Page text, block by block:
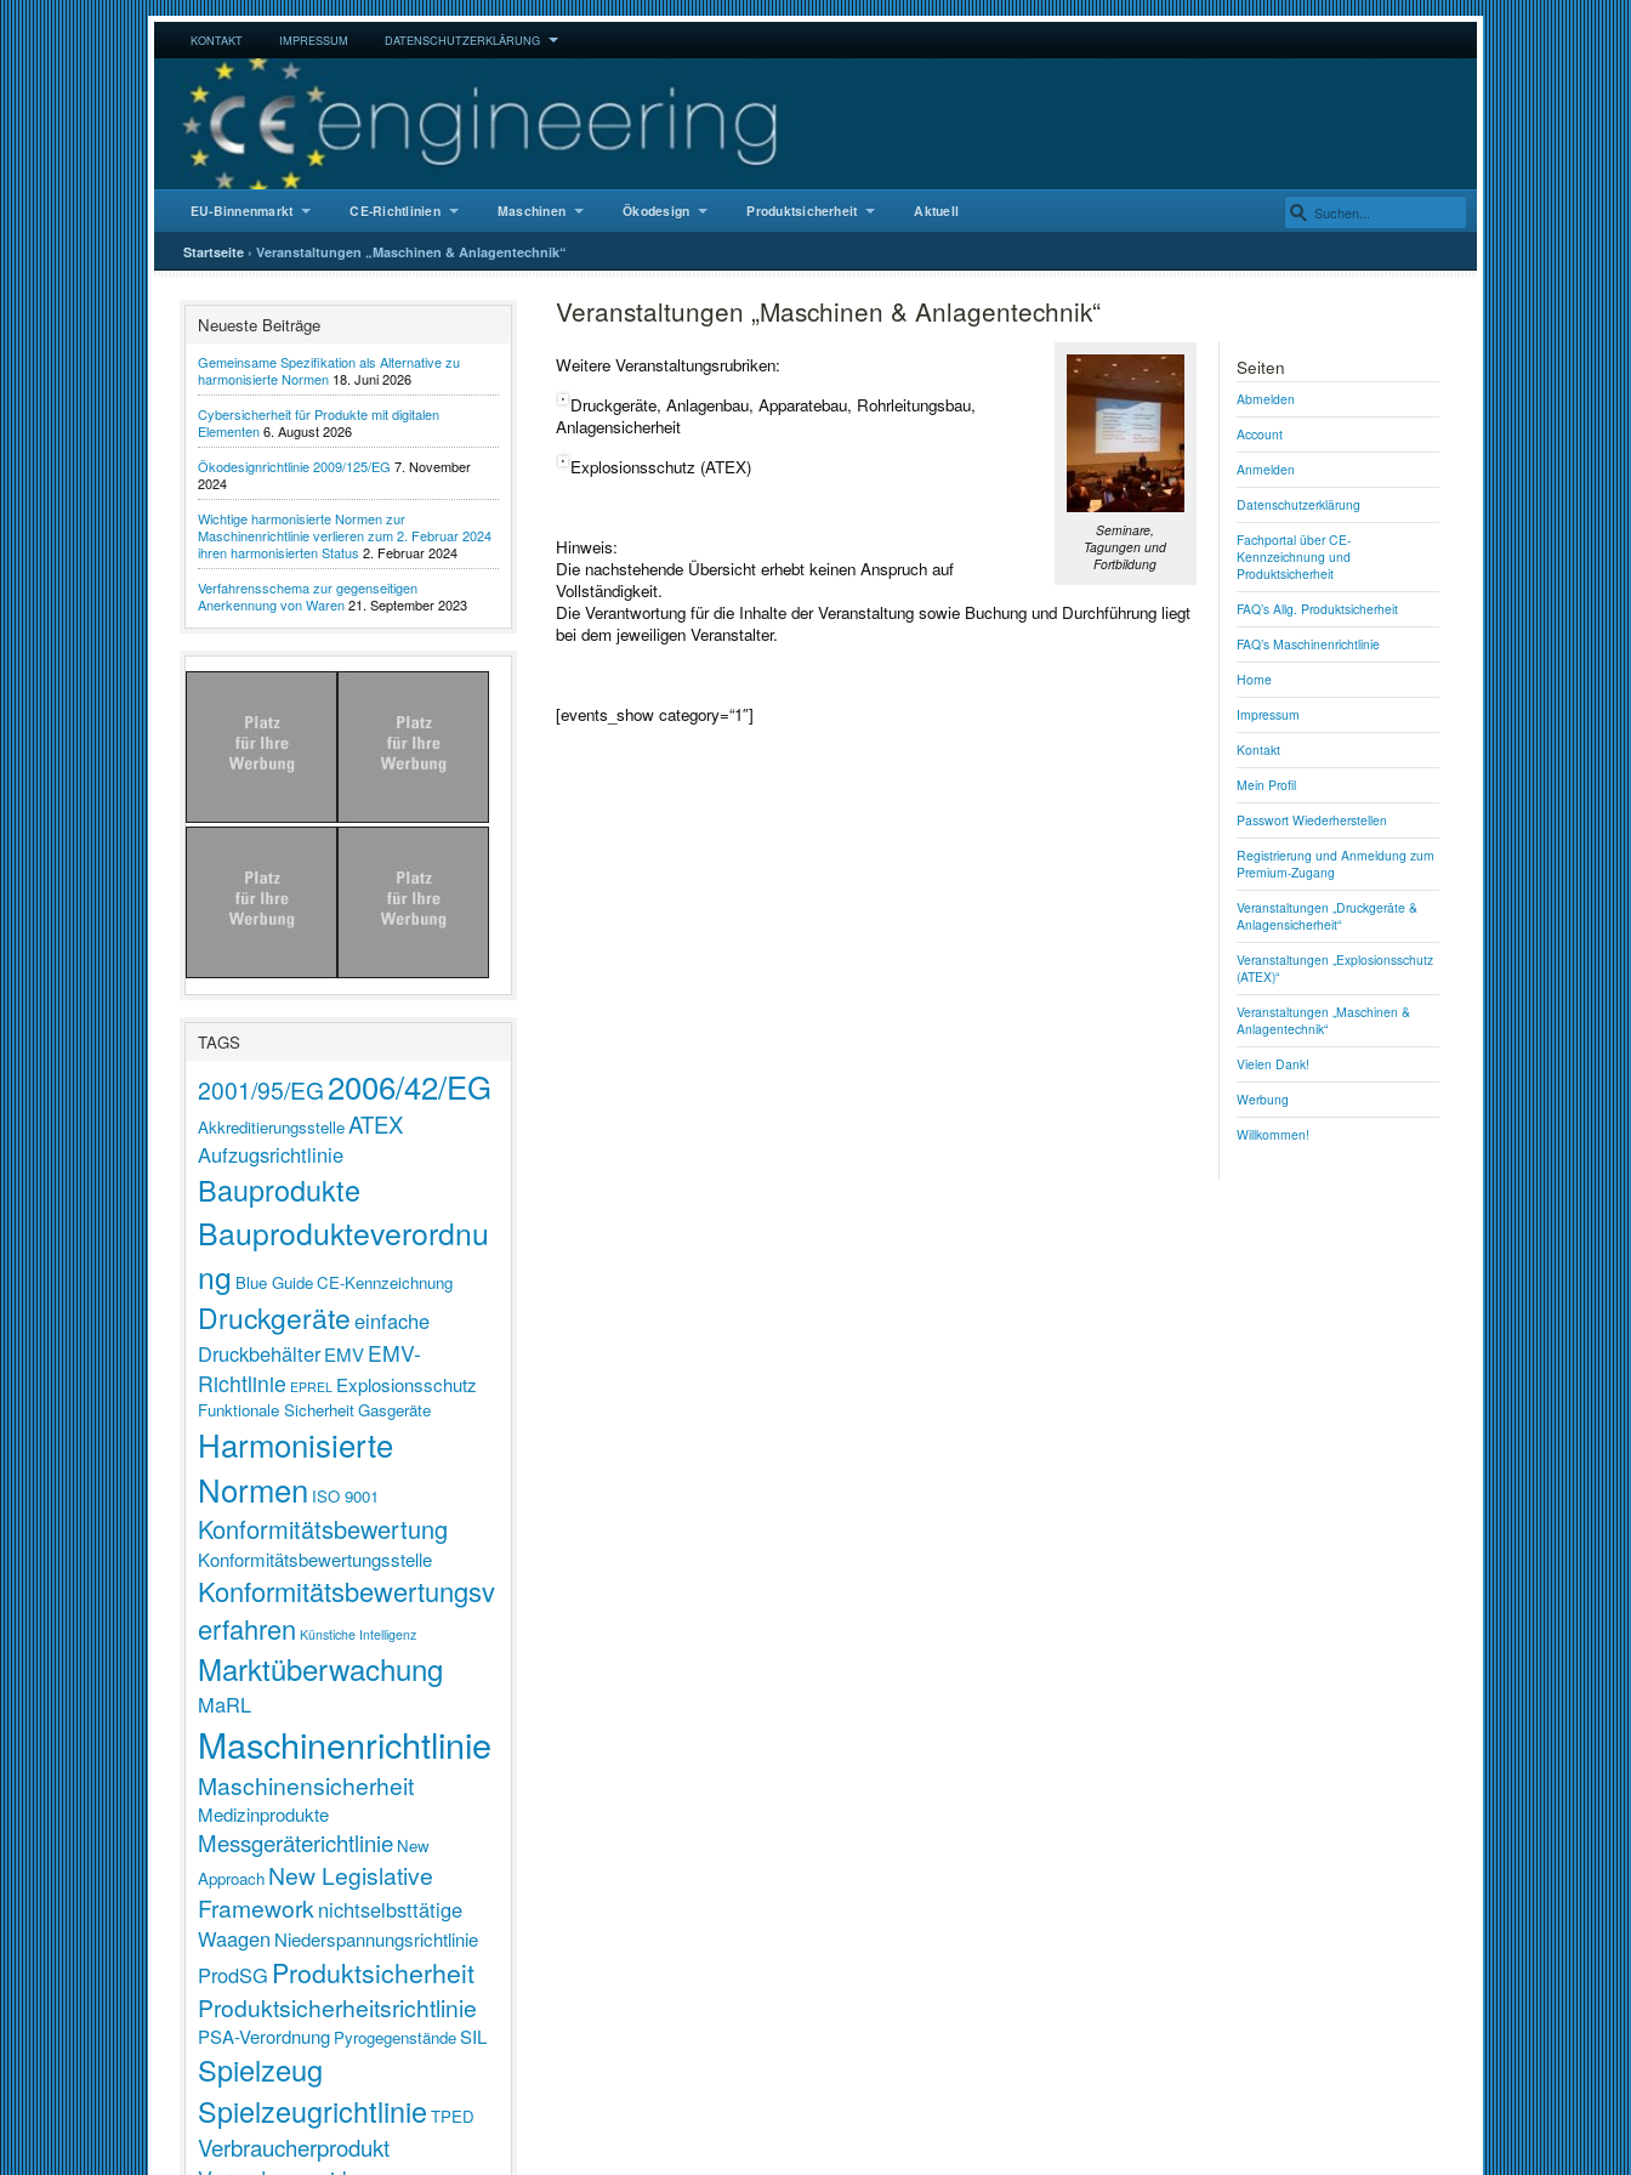
KONTAKT IMPRESSUM DATENSCHUTZERKLÄRUNG
EU-Binnenmarkt CE-Richtlinien Maschinen Ökodesign Produktsicherheit Aktuell
Startseite › Veranstaltungen „Maschinen & Anlagentechnik“
Neueste Beiträge
Gemeinsame Spezifikation als Alternative zu
harmonisierte Normen 18. Juni 2026
Cybersicherheit für Produkte mit digitalen
Elementen 6. August 2026
Ökodesignrichtlinie 2009/125/EG 7. November
2024
Wichtige harmonisierte Normen zur
Maschinenrichtlinie verlieren zum 2. Februar 2024
ihren harmonisierten Status 2. Februar 2024
Verfahrensschema zur gegenseitigen
Anerkennung von Waren 21. September 2023
TAGS
2001/95/EG2006/42/EG
AkkreditierungsstelleATEX
Aufzugsrichtlinie
Bauprodukte
Bauprodukteverordnu
ng Blue GuideCE-Kennzeichnung
Druckgeräteeinfache
Druckbehälter EMV EMV-
Richtlinie EPREL Explosionsschutz
Funktionale SicherheitGasgeräte
Harmonisierte
Normen ISO 9001
Konformitätsbewertung
Konformitätsbewertungsstelle
Konformitätsbewertungsv
erfahren Künstiche Intelligenz
Marktüberwachung
MaRL
Maschinenrichtlinie
Maschinensicherheit
Medizinprodukte
Messgeräterichtlinie New
Approach New Legislative
Framework nichtselbsttätige
Waagen Niederspannungsrichtlinie
ProdSG Produktsicherheit
Produktsicherheitsrichtlinie
PSA-Verordnung PyrogegenständeSIL
Spielzeug
Spielzeugrichtlinie TPED
Verbraucherprodukt
Veranstaltungen „Maschinen & Anlagentechnik“
Seiten
Abmelden
Account
Anmelden
Datenschutzerklärung
Fachportal über CE-
Kennzeichnung und
Produktsicherheit
FAQ’s Allg. Produktsicherheit
FAQ’s Maschinenrichtlinie
Home
Impressum
Kontakt
Mein Profil
Passwort Wiederherstellen
Registrierung und Anmeldung zum
Premium-Zugang
Veranstaltungen „Druckgeräte &
Anlagensicherheit“
Veranstaltungen „Explosionsschutz
(ATEX)“
Veranstaltungen „Maschinen &
Anlagentechnik“
Vielen Dank!
Werbung
Willkommen!
Seminare,
Tagungen und
Fortbildung
Weitere Veranstaltungsrubriken:
Druckgeräte, Anlagenbau, Apparatebau, Rohrleitungsbau,
Anlagensicherheit
Explosionsschutz (ATEX)
Hinweis:
Die nachstehende Übersicht erhebt keinen Anspruch auf
Vollständigkeit.
Die Verantwortung für die Inhalte der Veranstaltung sowie Buchung und Durchführung liegt
bei dem jeweiligen Veranstalter.
[events_show category=“1″]